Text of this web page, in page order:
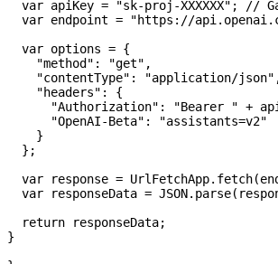
var apiKey = "sk-proj-XXXXXX"; //
var endpoint = "https://
  var options = {
    "method": "get",
"contentType": "application/
    "headers": {
"Authorization": "Bearer " +
      "OpenAI-Beta": "assistants=v2"
    }
  };
var response =
var responseData =
  return responseData;
}